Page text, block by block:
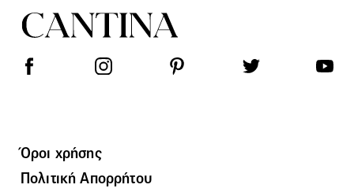
Όροι χρήσης
Πολιτική Απορρήτου